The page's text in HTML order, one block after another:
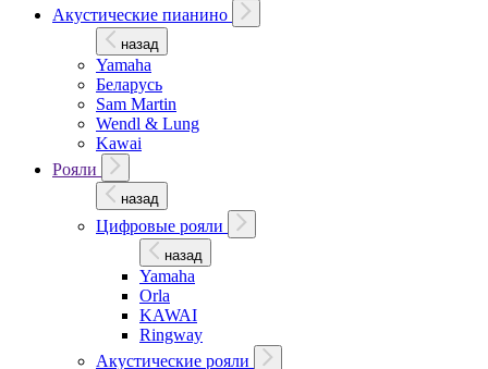
Акустические пианино
назад
Yamaha
Беларусь
Sam Martin
Wendl & Lung
Kawai
Рояли
назад
Цифровые рояли
назад
Yamaha
Orla
KAWAI
Ringway
Акустические рояли